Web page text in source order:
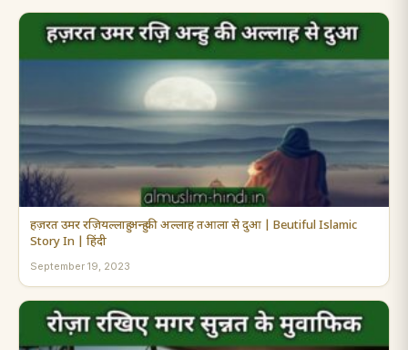
हज़रत उमर रज़ियल्लाहु अन्हु की अल्लाह तआला से दुआ | Beutiful Islamic
Story In | हिंदी
September 19, 2023